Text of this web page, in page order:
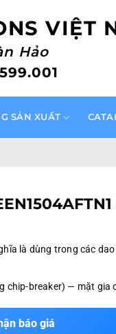
VIỆT
Hảo
SẢN XUẤT
là dùng trong các
chip-breaker) — mặt gia
báo giá